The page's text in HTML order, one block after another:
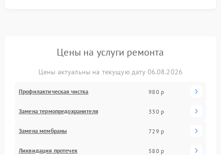
Цены на услуги ремонта
Цены актуальны на текущую дату 06.08.2026
Профилактическая чистка 980 р
Замена термопредохранителя 330 р
Замена мембраны 729 р
Ликвидация протечек 580 р